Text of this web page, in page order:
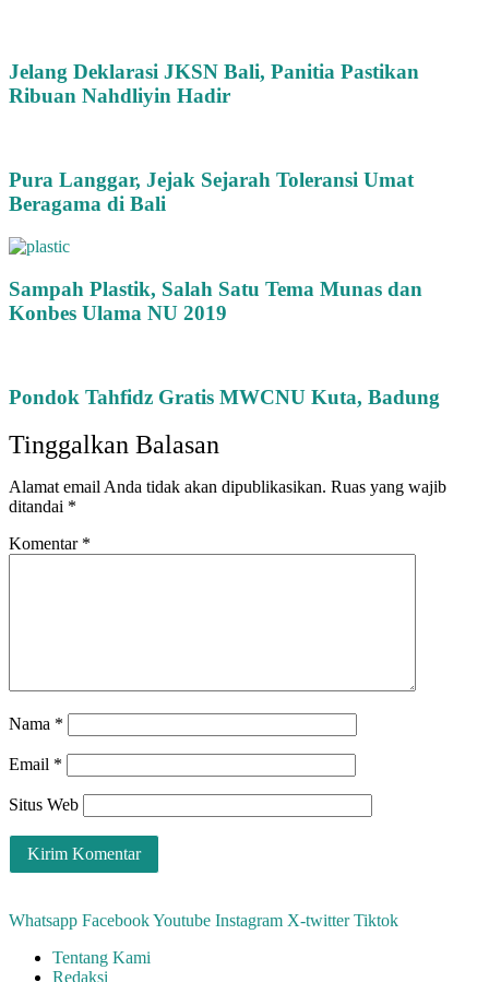
Jelang Deklarasi JKSN Bali, Panitia Pastikan
Ribuan Nahdliyin Hadir
Pura Langgar, Jejak Sejarah Toleransi Umat
Beragama di Bali
Sampah Plastik, Salah Satu Tema Munas dan
Konbes Ulama NU 2019
Pondok Tahfidz Gratis MWCNU Kuta, Badung
Tinggalkan Balasan
Alamat email Anda tidak akan dipublikasikan. Ruas yang wajib
ditandai *
Komentar *
Nama *
Email *
Situs Web
Whatsapp FacebookYoutube Instagram X-twitter Tiktok
Tentang Kami
Redaksi